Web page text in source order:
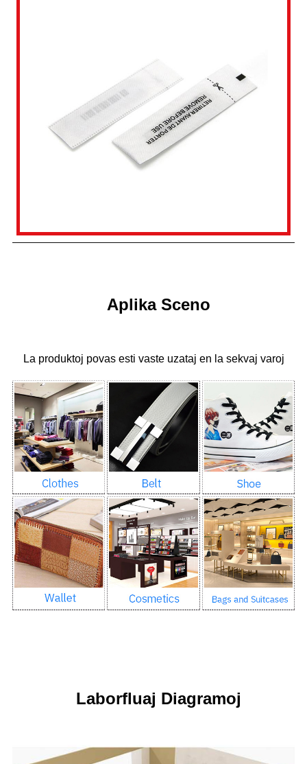
Aplika Sceno
La produktoj povas esti vaste uzataj en la sekvaj varoj
Laborfluaj Diagramoj